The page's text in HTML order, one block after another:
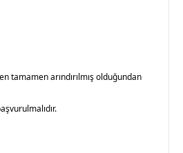
tamamen arındırılmış olduğundan